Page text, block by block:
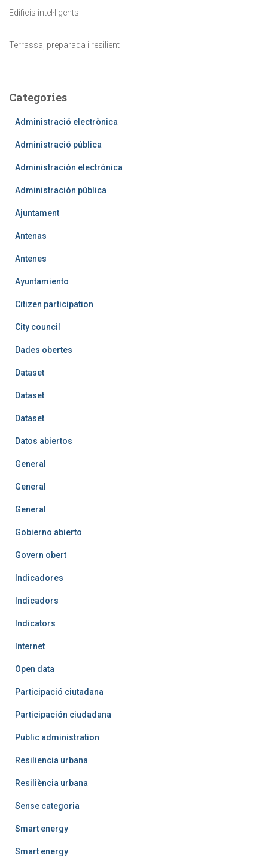
Edificis intel·ligents
Terrassa, preparada i resilient
Categories
Administració electrònica
Administració pública
Administración electrónica
Administración pública
Ajuntament
Antenas
Antenes
Ayuntamiento
Citizen participation
City council
Dades obertes
Dataset
Dataset
Dataset
Datos abiertos
General
General
General
Gobierno abierto
Govern obert
Indicadores
Indicadors
Indicators
Internet
Open data
Participació ciutadana
Participación ciudadana
Public administration
Resiliencia urbana
Resiliència urbana
Sense categoria
Smart energy
Smart energy